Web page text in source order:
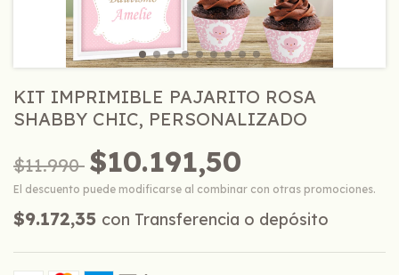
KIT IMPRIMIBLE PAJARITO ROSA
SHABBY CHIC, PERSONALIZADO
$11.990 $10.191,50
El descuento puede modificarse al combinar con otras promociones.
$9.172,35 con Transferencia o depósito